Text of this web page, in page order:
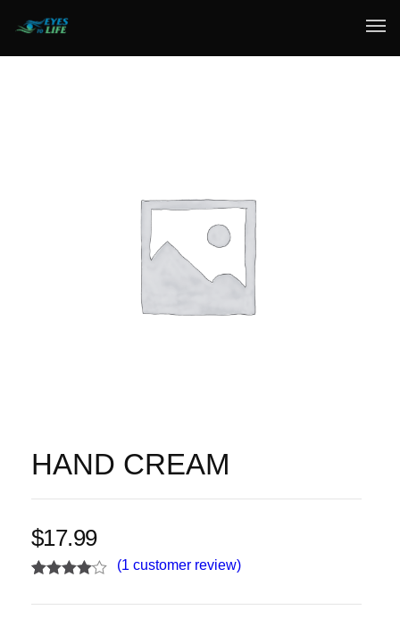
HAND CREAM
$17.99
out of 5
(1 customer review)